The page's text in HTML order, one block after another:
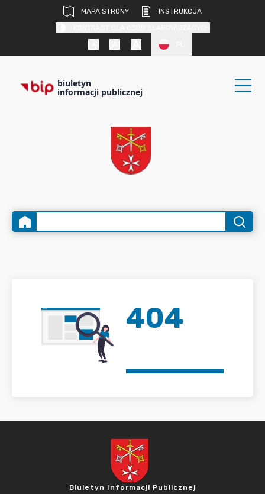
MAPA STRONY
INSTRUKCJA
biuletyn
informacji publicznej
404
Biuletyn Informacji Publicznej